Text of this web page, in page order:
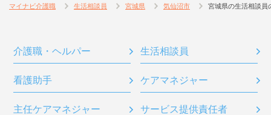
マイナビ介護職 生活相談員 宮城県 気仙沼市 宮城県の生活相談員
介護職・ヘルパー 生活相談員
看護助手 ケアマネジャー
主任ケアマネジャー サービス提供責任者